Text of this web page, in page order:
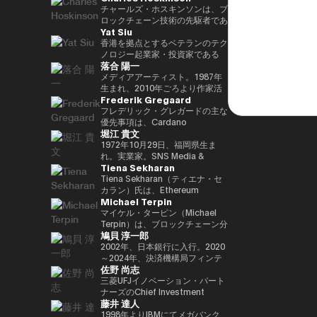
29(2017)年 第48回衆院選で
82,345票を得て4期目当選(希望
の党公認、香川2区) 希望の党共
同代表選に出馬。希望の党代表
(11月〜) 平成30(2018)年 国民民
主党共同代表(5月~9月) 国民民主
党代表(9月~) 令和2(2020)年 分党
を経て新国民民主党設立、代表に
就任(9月) 令和3(2021)年 第49回
衆院選で94,530票を得て5期目当
選 令和6(2024)年 第50回衆院選
で89,899票を得て6期目当選
2025.05.01 現在 ※1 1993年4月
~2005年8月 大蔵省(現・財務省)
在職 1997年7月~1999年6月 外務
省出向(中近東第一課) 2000年7月
~2001年6月 金融庁 証券取引等監
視委員会 2001年7月~2002年6月
国税庁 大阪国税局総務課長 2002
年7月~2005年6月 内閣府出向(特
命担当大臣秘書専門官) 2005年7
月~2005年8月 財務省主計局主査
任し、自民党IT戦略特命委員会委
員長として、自民党のIT政策を主
導。平成30年10月第4次安倍改造
内閣にてIT担当大臣、内閣府特命
担当(科学技術・知的財産戦略・
クールジャパン戦略・宇宙政策)
大臣就任。令和2年菅内閣にてデ
ジタル改革担当大臣就任。令和3
年初代デジタル大臣就任。現在、
デジタル社会推進本部長。
と共同事業を行う。報道・討論・
お笑い・アート・ファッションな
ど多様な動画や雑誌の企画や出演
にも関わる。著書『22世紀の資
本主義：やがてお金は絶滅する』
『22世紀の民主主義：選挙はア
ルゴリズムになり、政治家はネコ
になる』、番組「成田悠輔と愛す
べき非生産性の世界」「夜明け前
のPLAYERS」「成田悠輔の聞か
れちゃいけない話」「walk」
「書く気がおきない」など。
であり、世界をリードするブロッ
クチェーンおよびDAOである
TRON の創設者、さらに世界最
大級の暗号資産取引所の一つ
HTX のアドバイザーを務めてい
ます。 アリババ創業者ジャッ
ク・マー氏の薫陶を受けた人物と
しても知られ、2025年4月には、
グローバルなデジタル資産業界で
最も著名かつ影響力のある人物の
一人として Forbes誌 の表紙を飾
りました。 また、Forbes「30
Under 30（コンシューマー・テ
クノロジー部門）」に複数回選出
されるなど、国際的に高い評価を
受けています。 2025年8月に
は、Blue Origin の NS-34ミッシ
ョン に搭乗し、世界で712人目の
宇宙飛行士として宇宙へ渡航しま
した。 その関心分野は、テクノ
ロジー、投資、アート、慈善活
動、ゲーム、そして宇宙探査に及
びます。
チャールズ・ホスキンソンは、ブ
ロックチェーン技術の先駆者であ
り、分散型プラットフォーム「カ
ルダノ（Cardano）」の創設者
です。元々はイーサリアムの共同
創設者の一人でもあり、数理論理
学と暗号学に強い背景を持ってい
ます。カルダノは学術的な研究と
ピアレビューに基づいて開発され
たことが特徴で、金融包摂とスマ
ートコントラクトの普及を目指し
ています。現在はInput Output
Global（IOG）のCEOとしてカ
ルダノの技術開発を主導していま
す。
Yat Siu
香港を拠点とするベテランのテク
ノロジー起業家・投資家である
Yat Siu氏は、Animoca Brands
の共同創業者兼エグゼクティブ・
チェアマンです。Animoca
Brandsは、世界的なブロックチ
ェーンおよびゲーム分野のリーダ
ー企業であり、世界中のゲーマー
やインターネット利用者にデジタ
ル上の財産権を提供することを使
命としています。これにより、新
たな資産クラス、Play-and-Earn
経済、そしてオープン・メタバー
スの構築に寄与する、より公平な
デジタルの枠組みの実現を目指し
ています。 Yat氏は1990年に
Atari Germanyでキャリアをスタ
ートさせました。1995年には香
港に移り、アジア初の無料ウェブ
ページおよび無料メールサービス
提供企業であるHong Kong
Cybercity/Freenationを設立し
ました。1998年には、多言語対
応のホワイトラベルWebサービ
スの先駆者として高く評価された
落合 陽一
メディアアーティスト。1987年
生まれ、2010年ごろより作家活
動を始める。境界領域における物
化や変換、質量への憧憬をモチー
フに作品を展開。筑波大学/東京
大学准教授、2025年日本国際博
覧会（大阪・関西万博）テーマ事
業プロデューサー。写真集「質量
への憧憬（amana・2019）」
NFT作品「Re-Digitalization of
Waves(foundation・2021)」な
ど。2016年PrixArsElectronica栄
誉賞 、EUよりSTARTSPrize受
賞、
2019SXSWCreativeExperienceARROWAwards
受賞。Apollo Magazine 40
UNDER 40 ART andTECH、
Asia Digital Art Award優秀賞、
文化庁メディア芸術祭アート部門
審査委員会推薦作品多数。
Frederik Gregaard
フレデリック・グレガードの主な
優先事項は、Cardano
Foundation における導入戦略を
推進し、各ミッションの統合およ
び実行を主導するとともに、
Cardano を活用した包括的かつ
公平な成長を実現するための迅速
な価値創出を可能にすることで
す。 同財団に参画する以前は、
スイスおよびスカンジナビア諸国
において17年以上にわたり、プ
ロフェッショナルサービスおよび
金融業界に従事し、資本市場、デ
ジタル資産運用、プライベートバ
ンキング、トレーディング・イン
フラストラクチャー分野に注力し
てきました。
堀江 貴文
1972年10月29日、福岡県生ま
れ。実業家。SNS Media &
Consulting株式会社 ファウンダ
ー。 現在はロケット開発や、ア
プリのプロデュース、また予防医
療普及協会として予防医療を啓蒙
する等 様々な分野で活動する。
会員制オンラインサロン『堀江貴
文イノベーション大学校
（HIU）』では、700名近い会員
とともに多彩なプロジェクトを展
開している。
http://salon.horiemon.com 著
書 『金を使うならカラダに使
え。』『ＣｈａｔＧＰＴ ｖｓ．
未来のない仕事をする人たち』
Tiena Sekharan
Tiena Sekharan（ティエナ・セ
カラン）氏は、Ethereum
Foundationのアジア太平洋
（APAC）地域におけるHead of
Institutionsを務めており、エン
タープライズ分野での導入推進を
通じてEthereumエコシステムの
発展をリードしています。 キャ
リアは伝統的な金融業界からスタ
ートし、Lehman Brothers、
BNP Paribas、JPMorganなどで
要職を歴任しました。 Ethereum
Foundation参画前は、
Michael Terpin
マイケル・ターピン（Michael
Terpin）は、ブロックチェーン分
野の投資およびアドバイザリー会
社 Transform Ventures の創業者
兼CEOであり、また Supercycle
Genesis Partners, LP のCEO兼
最高投資責任者（CIO）を務めて
いる。同ファンドは、ビットコイ
ン専業としては世界初のアルゴリ
ズム型暗号資産ヘッジファンドで
鳩貝 淳一郎
2002年、日本銀行に入行。2020
～2024年、決済機構局フィンテ
ックグループ長。2024〜2025
年、FinTech副センター長、デジ
タル通貨検証グループ長。2025
年7月より出向し、現職。2025年
4月より東京大学大学院経済学研
佐野 尚志
三菱UFJイノベーション・パート
ナーズのChief Investment
Officerとして、AUM 800億円の
ファンドにおいて日・米・アジア
藤井 達人
1998年よりIBMにてメガバンク